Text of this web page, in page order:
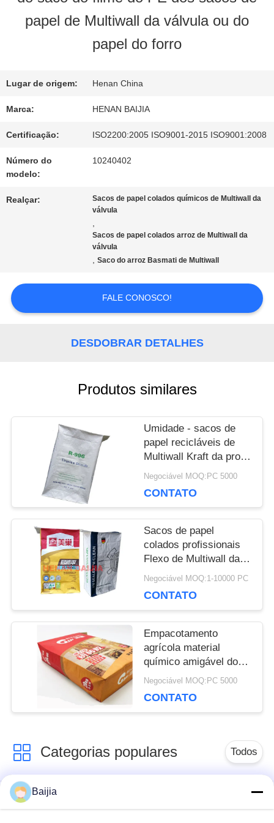
NÓS
DA
FÁBRICA
CONTROLE
QUALIDADE
CONTACTE-
NOS
NOTÍCIA
PRIVACY
POLICY
papel de Multiwall da válvula ou do
papel do forro
Lugar de origem: Henan China
Marca: HENAN BAIJIA
Certificação: ISO2200:2005 ISO9001-2015 ISO9001:2008
Número do
modelo:
10240402
Realçar:
Sacos de papel colados químicos de Multiwall da
válvula
,
Sacos de papel colados arroz de Multiwall da
válvula
,Saco do arroz Basmati de Multiwall
FALE CONOSCO!
DESDOBRAR DETALHES
Produtos similares
Umidade - sacos de
papel recicláveis de
Multiwall Kraft da prova
com a válvula afixada
Negociável MOQ:PC 5000
CONTATO
Sacos de papel
colados profissionais
Flexo de Multiwall da
válvula que imprime a
Negociável MOQ:1-10000 PC
CONTATO
Empacotamento
agrícola material
químico amigável do
adubo dos sacos de
de Eco
Negociável MOQ:PC 5000
CONTATO
Categorias populares Todos
Sacos de papel de
colados de Multiwall
Baijia